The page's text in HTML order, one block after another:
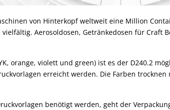
von Hinterkopf weltweit eine Million
Aerosoldosen, Getränkedosen für
orange, violett und green) ist es der D240.2
erreicht werden. Die Farben
benötigt werden, geht der